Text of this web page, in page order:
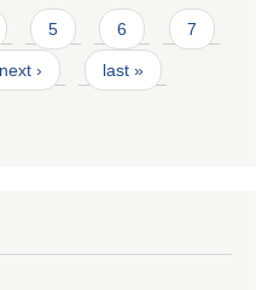
5 6 7
next › last »